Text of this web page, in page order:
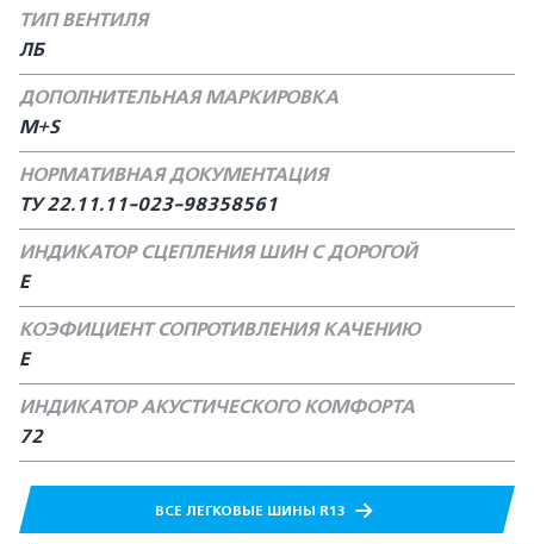
ТИП ВЕНТИЛЯ
ЛБ
ДОПОЛНИТЕЛЬНАЯ МАРКИРОВКА
M+S
НОРМАТИВНАЯ ДОКУМЕНТАЦИЯ
TУ 22.11.11-023-98358561
ИНДИКАТОР СЦЕПЛЕНИЯ ШИН С ДОРОГОЙ
Е
КОЭФИЦИЕНТ СОПРОТИВЛЕНИЯ КАЧЕНИЮ
Е
ИНДИКАТОР АКУСТИЧЕСКОГО КОМФОРТА
72
ВСЕ ЛЕГКОВЫЕ ШИНЫ R13